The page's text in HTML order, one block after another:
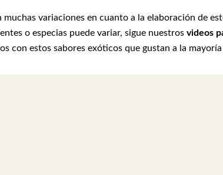
muchas variaciones en cuanto a la elaboración de
o especias puede variar, sigue nuestros videos
con estos sabores exóticos que gustan a la